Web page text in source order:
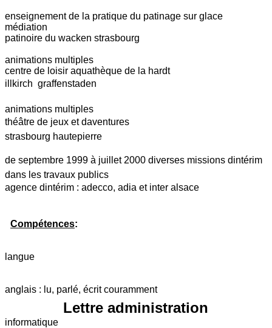
enseignement de la pratique du patinage sur glace
médiation
patinoire du wacken strasbourg
animations multiples
centre de loisir aquathèque de la hardt
illkirch  graffenstaden
animations multiples
théâtre de jeux et daventures
strasbourg hautepierre
de septembre 1999 à juillet 2000 diverses missions dintérim
dans les travaux publics
agence dintérim : adecco, adia et inter alsace
Compétences:
langue
anglais : lu, parlé, écrit couramment
informatique
Lettre administration